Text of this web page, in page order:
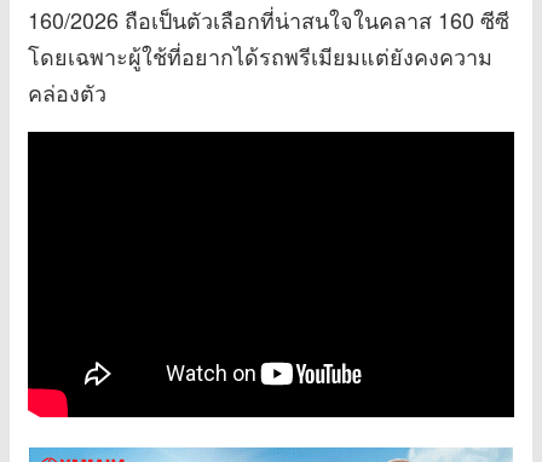
160/2026 ถือเป็นตัวเลือกที่น่าสนใจในคลาส 160 ซีซี
โดยเฉพาะผู้ใช้ที่อยากได้รถพรีเมียมแต่ยังคงความ
คล่องตัว